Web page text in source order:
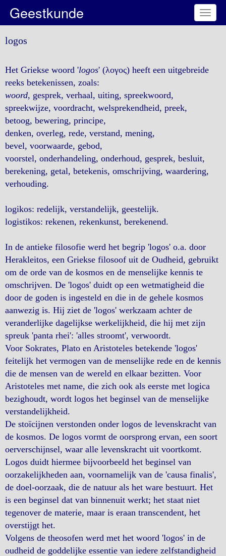
Toggle
Geestkunde
logos
Het Griekse woord 'logos' (λογος) heeft een uitgebreide
reeks betekenissen, zoals:
woord, gesprek, verhaal, uiting, spreekwoord,
spreekwijze, voordracht, welsprekendheid, preek,
betoog, bewering, principe,
denken, overleg, rede, verstand, mening,
bevel, voorwaarde, gebod,
voorstel, onderhandeling, onderhoud, gesprek, besluit,
berekening, getal, betekenis, omschrijving, waardering,
verhouding.
logikos: redelijk, verstandelijk, geestelijk.
logistikos: rekenen, rekenkunst, berekenend.
In de antieke filosofie werd het begrip 'logos' o.a. door
Herakleitos, een Griekse filosoof uit de Oudheid, gebruikt
om de orde van de kosmos en de menselijke kennis te
omschrijven. De 'logos' duidt op een wetmatigheid die
door de goden is ingesteld en die in de gehele kosmos
aanwezig is. Hij ziet de 'logos' werkzaam achter de
veranderlijke dagelijkse werkelijkheid, die hij met zijn
spreuk 'panta rhei': 'alles stroomt', verwoordt.
Voor Sokrates, Plato en Aristoteles betekende 'logos'
feitelijk het vermogen van de menselijke rede en de kennis
die de mensen van de wereld en elkaar bezitten. Voor
Aristoteles met name, die zich ook als eerste met logica
bezighoudt, wordt logos het beginsel van de menselijke
verstandelijkheid.
De stoïcijnen verstonden onder logos de levenskracht van
de kosmos. De logos vormt de oorsprong ervan, een soort
oerverschijnsel, waar alle levenskracht uit voortkomt.
Logos duidt hiermee bijvoorbeeld het beginsel van
oorzakelijkheden aan, voornamelijk van de 'causa finalis',
de doel-oorzaak, die de natuur als het ware bestuurt. Het
is een beginsel dat van binnenuit werkt; het staat niet
tegenover de materie, maar is eraan transcendent, het
overstijgt het.
Volgens de theosofen werd met het woord 'logos' in de
oudheid de goddelijke essentie van iedere zelfstandigheid